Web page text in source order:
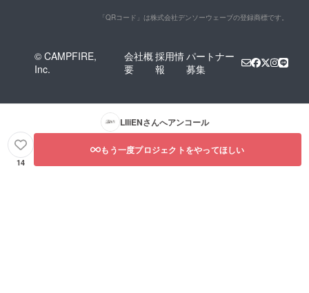
「QRコード」は株式会社デンソーウェーブの登録商標です。
© CAMPFIRE,
Inc.
会社概
要
採用情
報
パートナー
募集
LIIiENさんへアンコール
14
もう一度プロジェクトをやってほしい